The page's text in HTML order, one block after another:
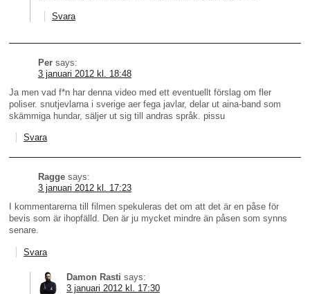
Svara
Per says:
3 januari 2012 kl. 18:48
Ja men vad f*n har denna video med ett eventuellt förslag om fler
poliser. snutjevlarna i sverige aer fega javlar, delar ut aina-band som
skämmiga hundar, säljer ut sig till andras språk. pissu
Svara
Ragge says:
3 januari 2012 kl. 17:23
I kommentarerna till filmen spekuleras det om att det är en påse för
bevis som är ihopfälld. Den är ju mycket mindre än påsen som synns
senare.
Svara
Damon Rasti says:
3 januari 2012 kl. 17:30